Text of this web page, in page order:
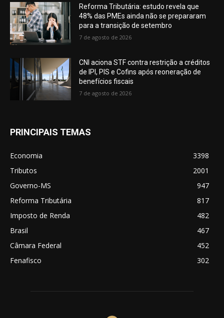
Reforma Tributária: estudo revela que
48% das PMEs ainda não se prepararam
para a transição de setembro
7 de agosto de 2026
CNI aciona STF contra restrição a créditos
de IPI, PIS e Cofins após reoneração de
benefícios fiscais
7 de agosto de 2026
PRINCIPAIS TEMAS
Economia
3398
Tributos
2001
Governo-MS
947
Reforma Tributária
817
Imposto de Renda
482
Brasil
467
Câmara Federal
452
Fenafisco
302